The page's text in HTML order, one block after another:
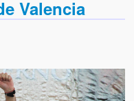
Valencia